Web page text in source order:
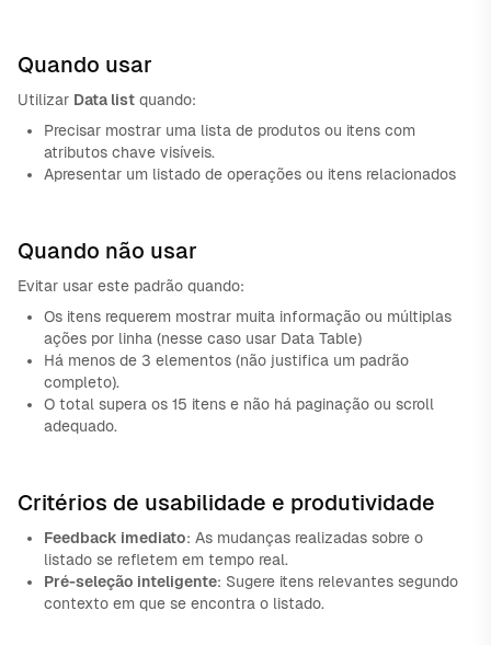
Quando usar
Utilizar Data list quando:
Precisar mostrar uma lista de produtos ou itens com
atributos chave visíveis.
Apresentar um listado de operações ou itens relacionados
Quando não usar
Evitar usar este padrão quando:
Os itens requerem mostrar muita informação ou múltiplas
ações por linha (nesse caso usar Data Table)
Há menos de 3 elementos (não justifica um padrão
completo).
O total supera os 15 itens e não há paginação ou scroll
adequado.
Critérios de usabilidade e produtividade
Feedback imediato: As mudanças realizadas sobre o
listado se refletem em tempo real.
Pré-seleção inteligente: Sugere itens relevantes segundo
contexto em que se encontra o listado.